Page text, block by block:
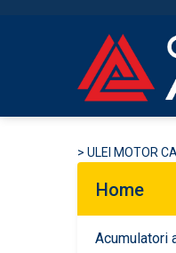
> ULEI MOTOR
Home
Acumulatori